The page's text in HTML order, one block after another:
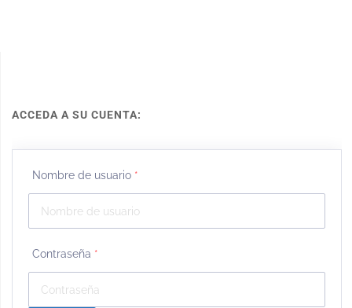
ACCEDA A SU CUENTA:
Nombre de usuario *
Contraseña *